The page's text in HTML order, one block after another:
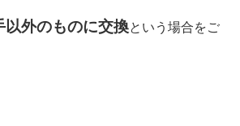
外のものに交換という場合をご